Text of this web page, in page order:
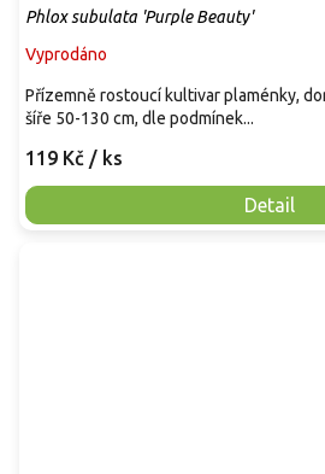
Phlox subulata 'Purple Beauty'
Vyprodáno
119 Kč / ks
Detail
Přízemně rostoucí kultivar plaménky,
šíře 50-130 cm, dle podmínek...